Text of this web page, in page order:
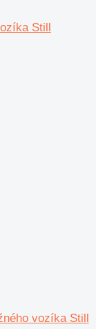
Still
vozíka Still